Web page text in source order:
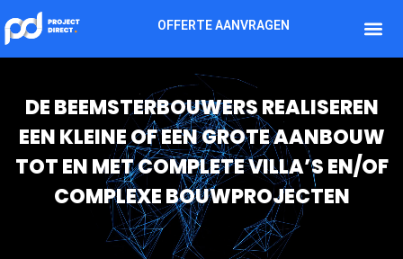
OFFERTE AANVRAGEN
DE BEEMSTERBOUWERS REALISEREN
EEN KLEINE OF EEN GROTE AANBOUW
TOT EN MET COMPLETE VILLA’S EN/OF
COMPLEXE BOUWPROJECTEN